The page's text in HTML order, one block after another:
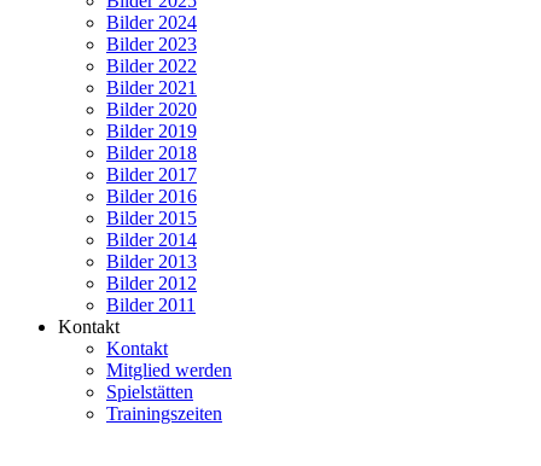
Bilder 2024
Bilder 2023
Bilder 2022
Bilder 2021
Bilder 2020
Bilder 2019
Bilder 2018
Bilder 2017
Bilder 2016
Bilder 2015
Bilder 2014
Bilder 2013
Bilder 2012
Bilder 2011
Kontakt
Kontakt
Mitglied werden
Spielstätten
Trainingszeiten